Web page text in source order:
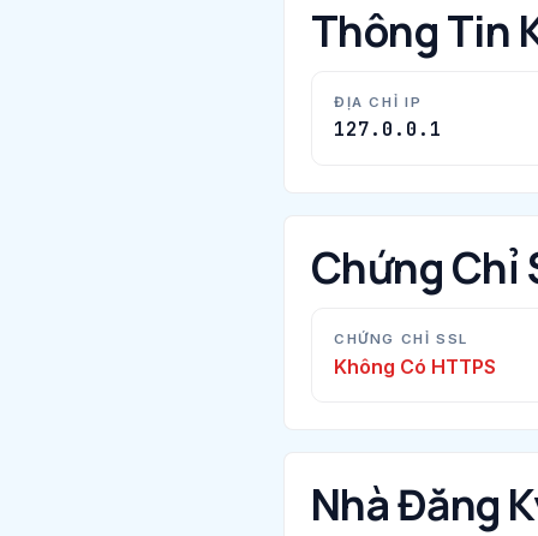
Thông Tin
ĐỊA CHỈ IP
127.0.0.1
Chứng Chỉ
CHỨNG CHỈ SSL
Không Có HTTPS
Nhà Đăng